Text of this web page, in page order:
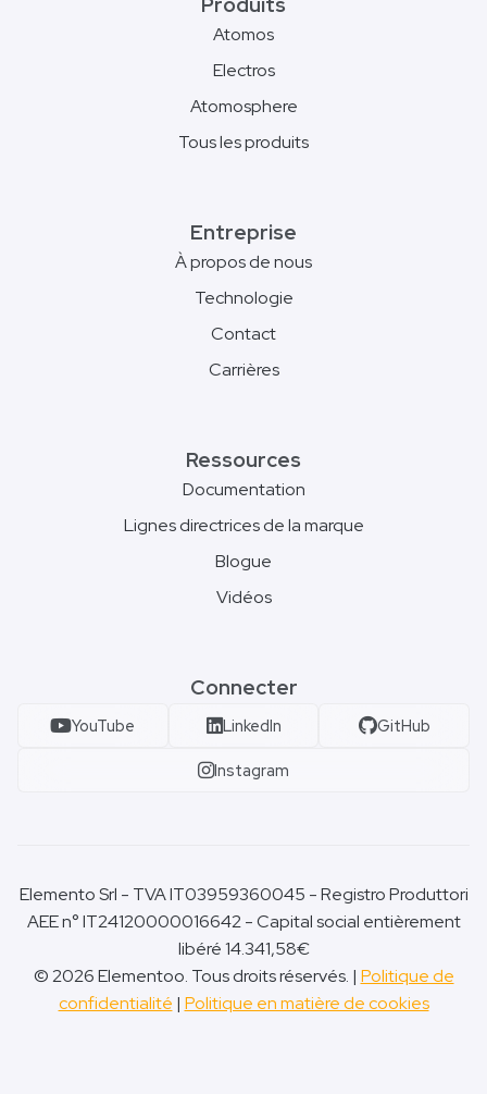
Atomos
Electros
Atomosphere
Tous les produits
Entreprise
À propos de nous
Technologie
Contact
Carrières
Ressources
Documentation
Lignes directrices de la marque
Blogue
Vidéos
Connecter
YouTube LinkedIn GitHub
Instagram
Elemento Srl - TVA IT03959360045 - Registro Produttori
AEE n° IT24120000016642 - Capital social entièrement
libéré 14.341,58€
© 2026 Elementoo. Tous droits réservés. | Politique de
confidentialité | Politique en matière de cookies